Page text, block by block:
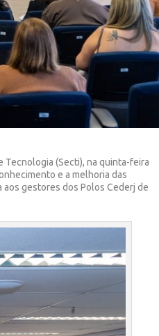
Tecnologia (Secti), na quinta-feira
e a melhoria das
gestores dos Polos Cederj de